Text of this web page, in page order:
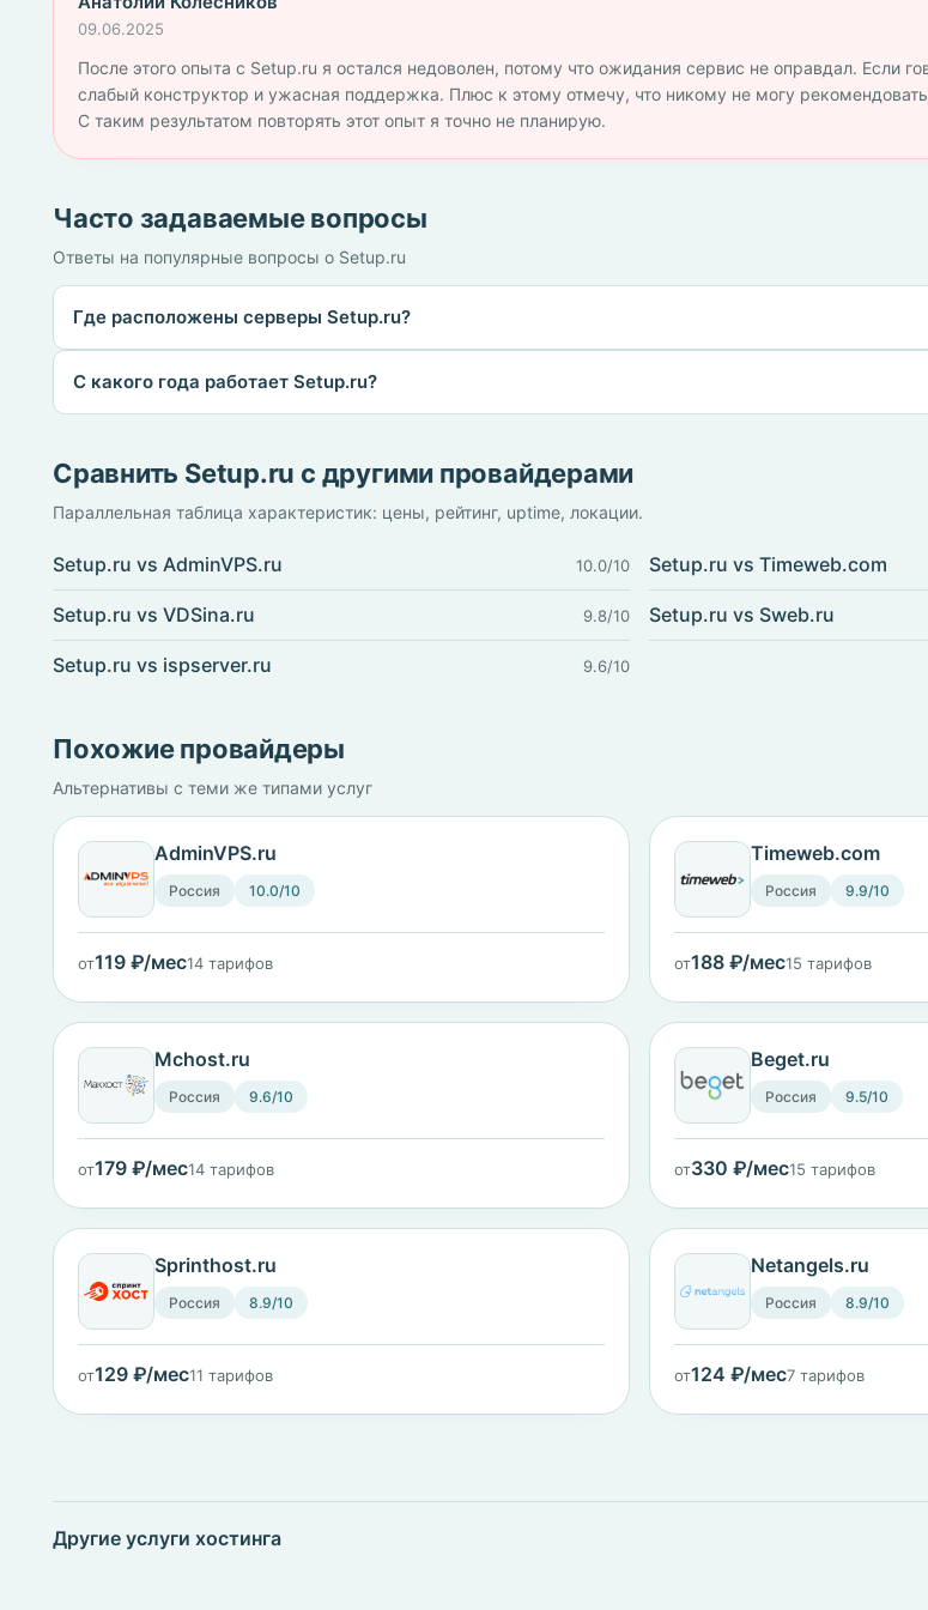
09.06.2025
После этого опыта с Setup.ru я остался недоволен, потому что ожидания сервис не оправдал. Если
слабый конструктор и ужасная поддержка. Плюс к этому отмечу, что никому не могу
С таким результатом повторять этот опыт я точно не планирую.
Часто задаваемые вопросы
Ответы на популярные вопросы о Setup.ru
Где расположены серверы Setup.ru?
С какого года работает Setup.ru?
Сравнить Setup.ru с другими провайдерами
Параллельная таблица характеристик: цены, рейтинг, uptime, локации.
Setup.ru vs AdminVPS.ru 10.0/10 Setup.ru vs Timeweb.com
Setup.ru vs VDSina.ru 9.8/10 Setup.ru vs Sweb.ru
Setup.ru vs ispserver.ru 9.6/10
Похожие провайдеры
Альтернативы с теми же типами услуг
AdminVPS.ru
Россия 10.0/10
от119 ₽/мес14 тарифов
Timeweb.com
Россия 9.9/10
от188 ₽/мес15 тарифов
Mchost.ru
Россия 9.6/10
от179 ₽/мес14 тарифов
Beget.ru
Россия 9.5/10
от330 ₽/мес15 тарифов
Sprinthost.ru
Россия 8.9/10
от129 ₽/мес11 тарифов
Netangels.ru
Россия 8.9/10
от124 ₽/мес7 тарифов
Другие услуги хостинга